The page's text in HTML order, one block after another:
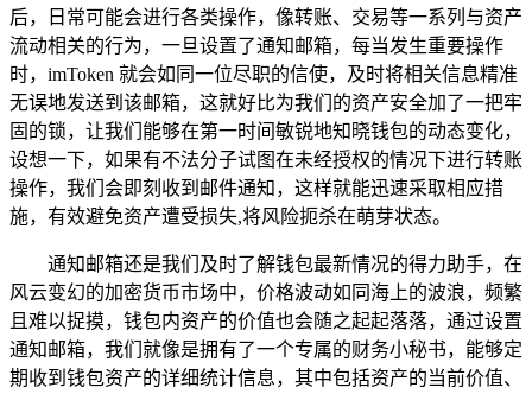
后，日常可能会进行各类操作，像转账、交易等一系列与资产
流动相关的行为，一旦设置了通知邮箱，每当发生重要操作
时，imToken 就会如同一位尽职的信使，及时将相关信息精准
无误地发送到该邮箱，这就好比为我们的资产安全加了一把牢
固的锁，让我们能够在第一时间敏锐地知晓钱包的动态变化，
设想一下，如果有不法分子试图在未经授权的情况下进行转账
操作，我们会即刻收到邮件通知，这样就能迅速采取相应措
施，有效避免资产遭受损失,将风险扼杀在萌芽状态。
通知邮箱还是我们及时了解钱包最新情况的得力助手，在
风云变幻的加密货币市场中，价格波动如同海上的波浪，频繁
且难以捉摸，钱包内资产的价值也会随之起起落落，通过设置
通知邮箱，我们就像是拥有了一个专属的财务小秘书，能够定
期收到钱包资产的详细统计信息，其中包括资产的当前价值、